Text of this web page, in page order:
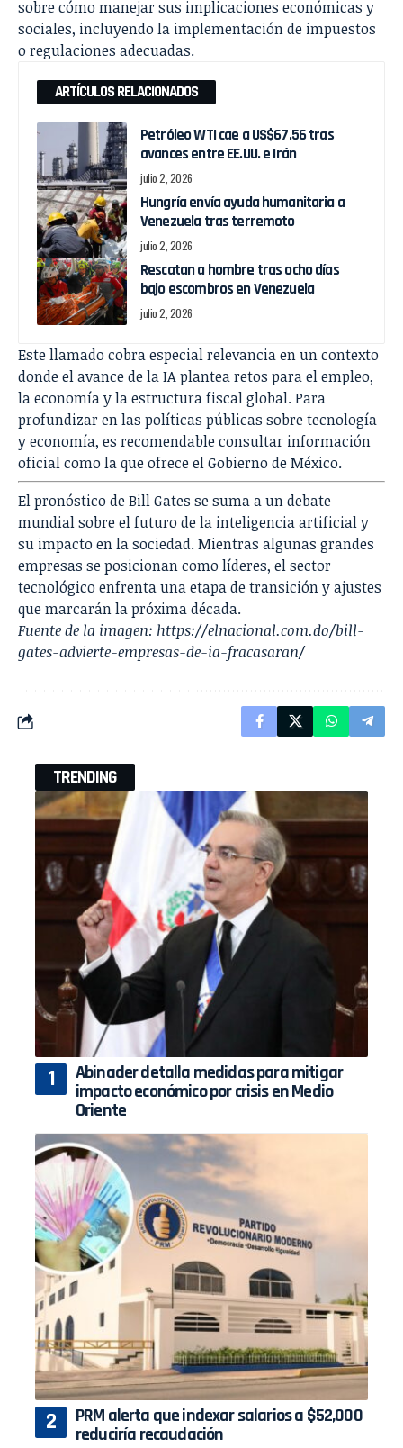
sobre cómo manejar sus implicaciones económicas y
sociales, incluyendo la implementación de impuestos
o regulaciones adecuadas.
ARTÍCULOS RELACIONADOS
Petróleo WTI cae a US$67.56 tras
avances entre EE.UU. e Irán
julio 2, 2026
Hungría envía ayuda humanitaria a
Venezuela tras terremoto
julio 2, 2026
Rescatan a hombre tras ocho días
bajo escombros en Venezuela
julio 2, 2026
Este llamado cobra especial relevancia en un contexto
donde el avance de la IA plantea retos para el empleo,
la economía y la estructura fiscal global. Para
profundizar en las políticas públicas sobre tecnología
y economía, es recomendable consultar información
oficial como la que ofrece elGobierno de México.
El pronóstico de Bill Gates se suma a un debate
mundial sobre el futuro de la inteligencia artificial y
su impacto en la sociedad. Mientras algunas grandes
empresas se posicionan como líderes, el sector
tecnológico enfrenta una etapa de transición y ajustes
que marcarán la próxima década.
Fuente de la imagen: https://elnacional.com.do/bill-
gates-advierte-empresas-de-ia-fracasaran/
TRENDING
Abinader detalla medidas para mitigar
impacto económico por crisis en Medio
Oriente
PRM alerta que indexar salarios a $52,000
reduciría recaudación